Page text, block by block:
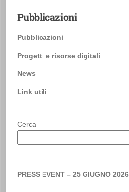
Pubblicazioni
Pubblicazioni
Progetti e risorse digitali
News
Link utili
Cerca
PRESS EVENT – 25 GIUGNO 2026